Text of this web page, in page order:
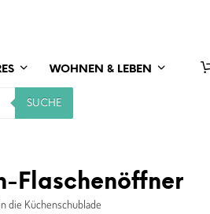
WOHNEN & LEBEN
SUCHE
Flaschenöffner
die Küchenschublade